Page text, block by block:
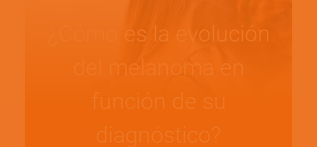
¿Cómo es la evolución
del melanoma en
función de su
diagnóstico?